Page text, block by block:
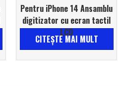
Pentru iPhone 14 Ansamblu
digitizator cu ecran tactil
LCD
CITEŞTE MAI MULT